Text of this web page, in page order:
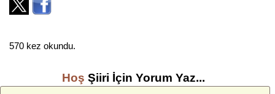
570 kez okundu.
Hoş Şiiri İçin Yorum Yaz...